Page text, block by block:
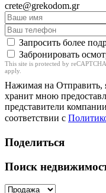
crete@grekodom.gr
Запросить более
Забронировать
This site is protected by
apply.
Нажимая на Отправить,
хранит мною
представители
соответствии с
Поделиться
Поиск